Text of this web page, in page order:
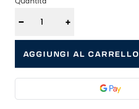
− +
AGGIUNGI AL CARRELLO